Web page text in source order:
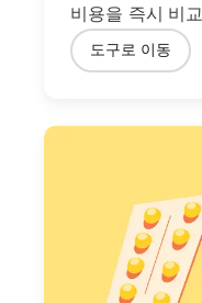
비용을 즉시 비
도구로 이동